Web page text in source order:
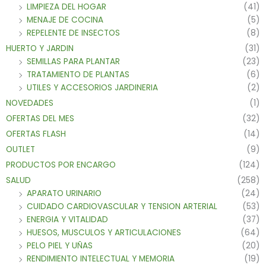
LIMPIEZA DEL HOGAR
(41)
MENAJE DE COCINA
(5)
REPELENTE DE INSECTOS
(8)
HUERTO Y JARDIN
(31)
SEMILLAS PARA PLANTAR
(23)
TRATAMIENTO DE PLANTAS
(6)
UTILES Y ACCESORIOS JARDINERIA
(2)
NOVEDADES
(1)
OFERTAS DEL MES
(32)
OFERTAS FLASH
(14)
OUTLET
(9)
PRODUCTOS POR ENCARGO
(124)
SALUD
(258)
APARATO URINARIO
(24)
CUIDADO CARDIOVASCULAR Y TENSION ARTERIAL
(53)
ENERGIA Y VITALIDAD
(37)
HUESOS, MUSCULOS Y ARTICULACIONES
(64)
PELO PIEL Y UÑAS
(20)
RENDIMIENTO INTELECTUAL Y MEMORIA
(19)